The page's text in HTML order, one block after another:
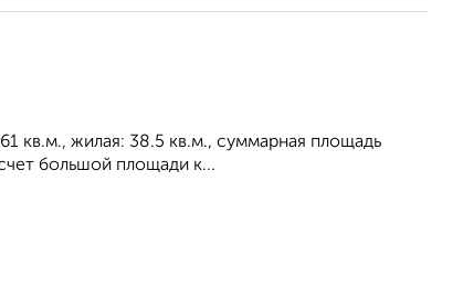
кв.м., жилая: 38.5 кв.м., суммарная площадь
большой площади к...